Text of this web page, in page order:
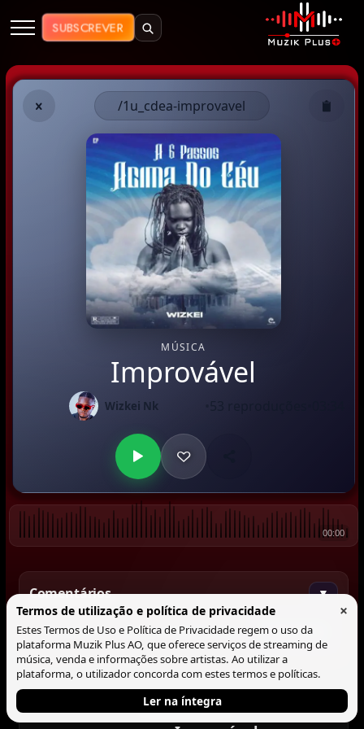
Muzik Plus AO - Streaming de
SUBSCREVER
/1u_cdea-improvavel
MÚSICA
Improvável
Wizkei Nk
00:00
Comentários ▼
Comentar
Tocando agora
Termos de utilização e política de privacidade ×
Estes Termos de Uso e Política de Privacidade regem o uso da
plataforma Muzik Plus AO, que oferece serviços de streaming de
música, venda e informações sobre artistas. Ao utilizar a
plataforma, o utilizador concorda com estes termos e políticas.
Ler na íntegra